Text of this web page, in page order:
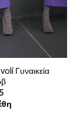
Γυναικεία
Η
τρέχουσα
τιμή